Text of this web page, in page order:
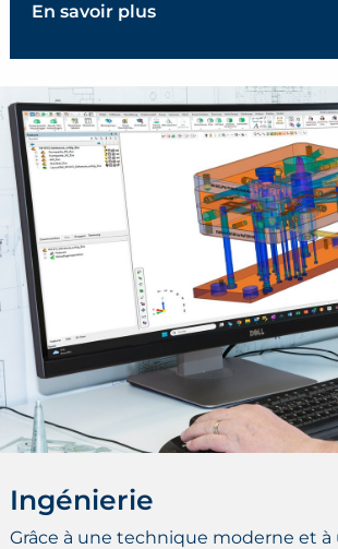
En savoir plus
Ingénierie
Grâce à une technique moderne et à